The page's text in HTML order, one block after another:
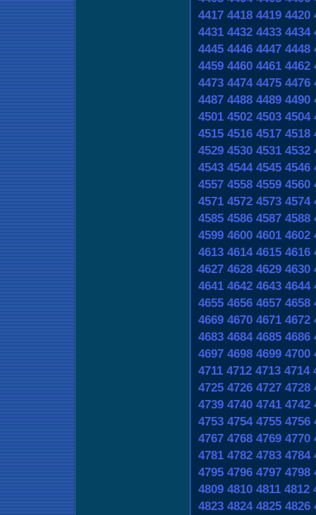
4417 4418 4419 4420
4431 4432 4433 4434
4445 4446 4447 4448
4459 4460 4461 4462
4473 4474 4475 4476
4487 4488 4489 4490
4501 4502 4503 4504
4515 4516 4517 4518
4529 4530 4531 4532
4543 4544 4545 4546
4557 4558 4559 4560
4571 4572 4573 4574
4585 4586 4587 4588
4599 4600 4601 4602
4613 4614 4615 4616
4627 4628 4629 4630
4641 4642 4643 4644
4655 4656 4657 4658
4669 4670 4671 4672
4683 4684 4685 4686
4697 4698 4699 4700
4711 4712 4713 4714
4725 4726 4727 4728
4739 4740 4741 4742
4753 4754 4755 4756
4767 4768 4769 4770
4781 4782 4783 4784
4795 4796 4797 4798
4809 4810 4811 4812
4823 4824 4825 4826